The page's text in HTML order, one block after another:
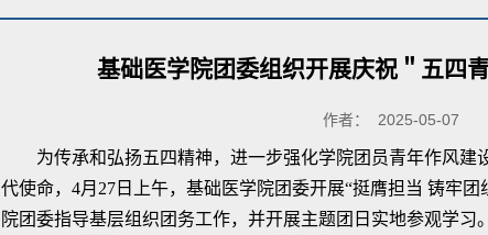
基础医学院团委组织开展庆祝＂五四
作者： 2025-05-07
为传承和弘扬五四精神，进一步强化学院团员青年作风
代使命，4月27日上午，基础医学院团委开展“挺膺担当 铸牢
院团委指导基层组织团务工作，并开展主题团日实地参观学习。